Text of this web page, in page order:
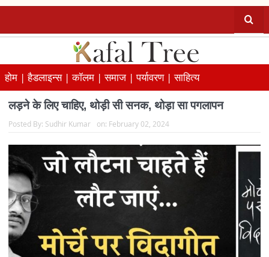
होम |हैडलाइन्स |कॉलम |समाज |पर्यावरण |साहित्य
लड़ने के लिए चाहिए, थोड़ी सी सनक, थोड़ा सा पगलापन
Posted By: Sudhir Kumar on: February 02, 2024